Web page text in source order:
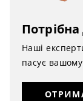
Наші
пасує вашому